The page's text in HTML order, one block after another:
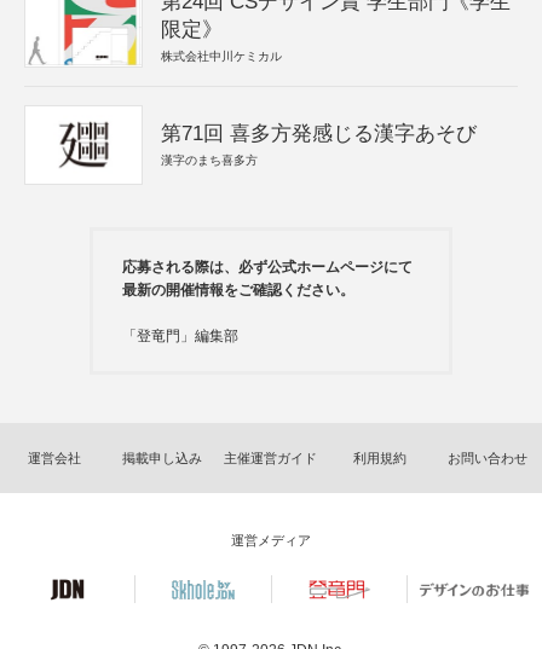
限定》
株式会社中川ケミカル
第71回 喜多方発感じる漢字あそび
漢字のまち喜多方
応募される際は、必ず公式ホームページにて
最新の開催情報をご確認ください。
「登竜門」編集部
運営会社 掲載申し込み 主催運営ガイド 利用規約 お問い合わせ
運営メディア